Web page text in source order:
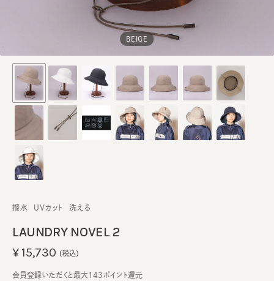
BEIGE
LAUNDRY NOVEL 2
撥水 UVカット 洗える
¥15,730 (税込)
会員登録いただくと最大143ポイント還元